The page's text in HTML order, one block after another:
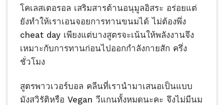
โคเลสเตอรอล เสริมสารต้านอนุมูลอิสระ อร่อยแต่
ยังทำให้เราเอนจอยการทานขนมได้ ไม่ต้องพึ่ง
cheat day เพียงแต่บางสูตรจะเน้นให้พลังงานจึง
เหมาะกับการทานก่อนไปออกกำลังกายสัก ครึ่ง
ชั่วโมง
สูตรพาวเวอร์บอล คลีนที่เรานำมาเสนอเป็นแบบ
มังสวิรัติหรือ Vegan วีแกนทั้งหมดนะคะ จึงไม่มีนม